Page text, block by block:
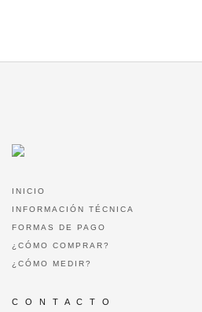
INICIO
INFORMACIÓN TÉCNICA
FORMAS DE PAGO
¿CÓMO COMPRAR?
¿CÓMO MEDIR?
C O N T A C T O